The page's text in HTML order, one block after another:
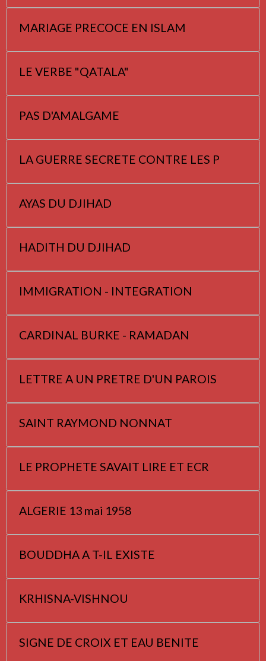
MARIAGE PRECOCE EN ISLAM
LE VERBE "QATALA"
PAS D'AMALGAME
LA GUERRE SECRETE CONTRE LES P
AYAS DU DJIHAD
HADITH DU DJIHAD
IMMIGRATION - INTEGRATION
CARDINAL BURKE - RAMADAN
LETTRE A UN PRETRE D'UN PAROIS
SAINT RAYMOND NONNAT
LE PROPHETE SAVAIT LIRE ET ECR
ALGERIE 13 mai 1958
BOUDDHA A T-IL EXISTE
KRHISNA-VISHNOU
SIGNE DE CROIX ET EAU BENITE